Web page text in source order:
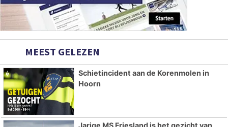
MEEST GELEZEN
Schietincident aan de Korenmolen in
Hoorn
Jarige MS Friesland is het gezicht van